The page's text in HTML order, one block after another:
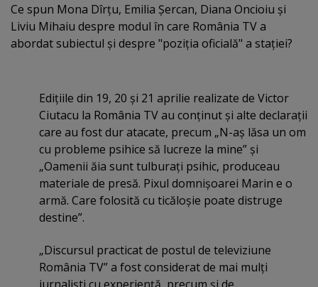
Ce spun Mona Dîrţu, Emilia Şercan, Diana Oncioiu şi
Liviu Mihaiu despre modul în care România TV a
abordat subiectul şi despre "poziţia oficială" a staţiei?
Ediţiile din 19, 20 şi 21 aprilie realizate de Victor
Ciutacu la România TV au conţinut şi alte declaraţii
care au fost dur atacate, precum „N-aş lăsa un om
cu probleme psihice să lucreze la mine” şi
„Oamenii ăia sunt tulburaţi psihic, produceau
materiale de presă. Pixul domnişoarei Marin e o
armă. Care folosită cu ticăloşie poate distruge
destine”.
„Discursul practicat de postul de televiziune
România TV” a fost considerat de mai mulţi